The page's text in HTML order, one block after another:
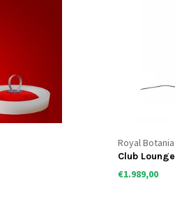
Royal Botania
Club Lounge
€1.989,00